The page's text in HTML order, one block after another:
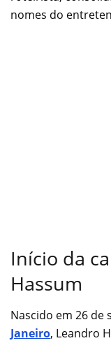
nomes do
Início da
Hassum
Nascido em 26 de
Janeiro, Leandro